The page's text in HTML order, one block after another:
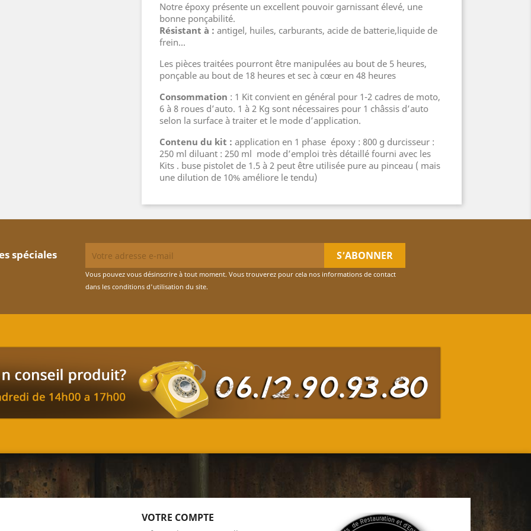
Notre époxy présente un excellent pouvoir garnissant élevé, une
bonne ponçabilité.
Résistant à : antigel, huiles, carburants, acide de batterie,liquide de
frein...
Les pièces traitées pourront être manipulées au bout de 5 heures,
ponçable au bout de 18 heures et sec à cœur en 48 heures
Consommation : 1 Kit convient en général pour 1-2 cadres de moto,
6 à 8 roues d’auto. 1 à 2 Kg sont nécessaires pour 1 châssis d’auto
selon la surface à traiter et le mode d’application.
Contenu du kit : application en 1 phase époxy : 800 g durcisseur :
250 ml diluant : 250 ml mode d’emploi très détaillé fourni avec les
Kits . buse pistolet de 1.5 à 2 peut être utilisée pure au pinceau ( mais
une dilution de 10% améliore le tendu)
spéciales
Vous pouvez vous désinscrire à tout moment. Vous trouverez pour cela nos informations de contact
dans les conditions d'utilisation du site.
VOTRE COMPTE